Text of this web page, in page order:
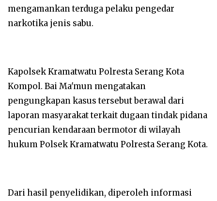
mengamankan terduga pelaku pengedar
narkotika jenis sabu.
Kapolsek Kramatwatu Polresta Serang Kota
Kompol. Bai Ma'mun mengatakan
pengungkapan kasus tersebut berawal dari
laporan masyarakat terkait dugaan tindak pidana
pencurian kendaraan bermotor di wilayah
hukum Polsek Kramatwatu Polresta Serang Kota.
Dari hasil penyelidikan, diperoleh informasi